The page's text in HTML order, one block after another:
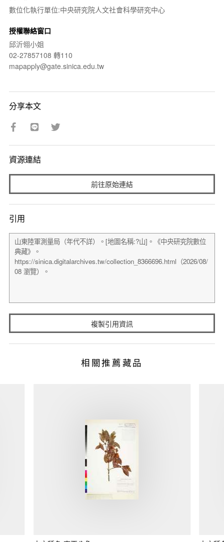
數位化執行單位:中央研究院人文社會科學研究中心
授權聯絡窗口
邱沂翎小姐
02-27857108 轉110
mapapply@gate.sinica.edu.tw
分享本文
資源連結
前往原始連結
引用
複製引用資訊
相關推薦藏品